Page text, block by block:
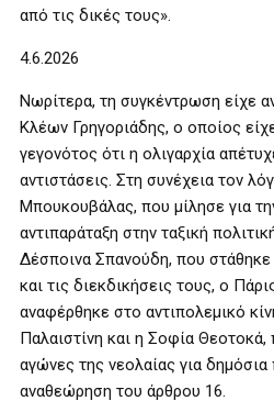
από τις δικές τους».
4.6.2026
Νωρίτερα, τη συγκέντρωση είχε
Κλέων Γρηγοριάδης, ο οποίος
γεγονότος ότι η ολιγαρχία
αντιστάσεις. Στη συνέχεια τον
Μπουκουβάλας, που μίλησε για
αντιπαράταξη στην ταξική
Δέσποινα Σπανούδη, που στάθηκε
και τις διεκδικήσεις τους, ο
αναφέρθηκε στο αντιπολεμικό
Παλαιστίνη και η Σοφία Θεοτοκά,
αγώνες της νεολαίας για δημόσια
αναθεώρηση του άρθρου 16.